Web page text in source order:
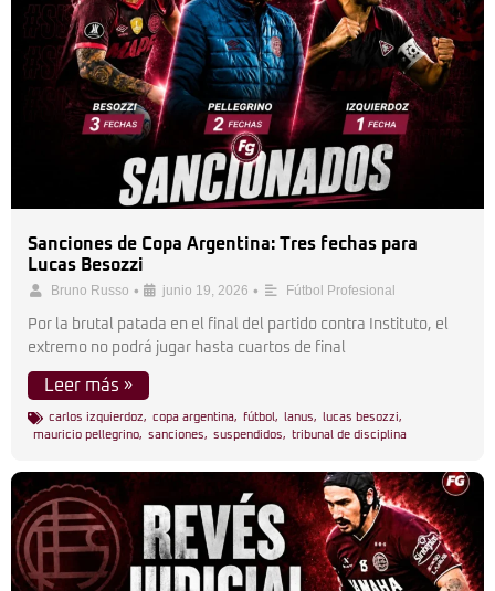
Sanciones de Copa Argentina: Tres fechas para
Lucas Besozzi
Bruno Russo • junio 19, 2026 • Fútbol Profesional
Por la brutal patada en el final del partido contra Instituto, el
extremo no podrá jugar hasta cuartos de final
Leer más »
carlos izquierdoz, copa argentina, fútbol , lanus, lucas besozzi,
mauricio pellegrino, sanciones, suspendidos, tribunal de disciplina